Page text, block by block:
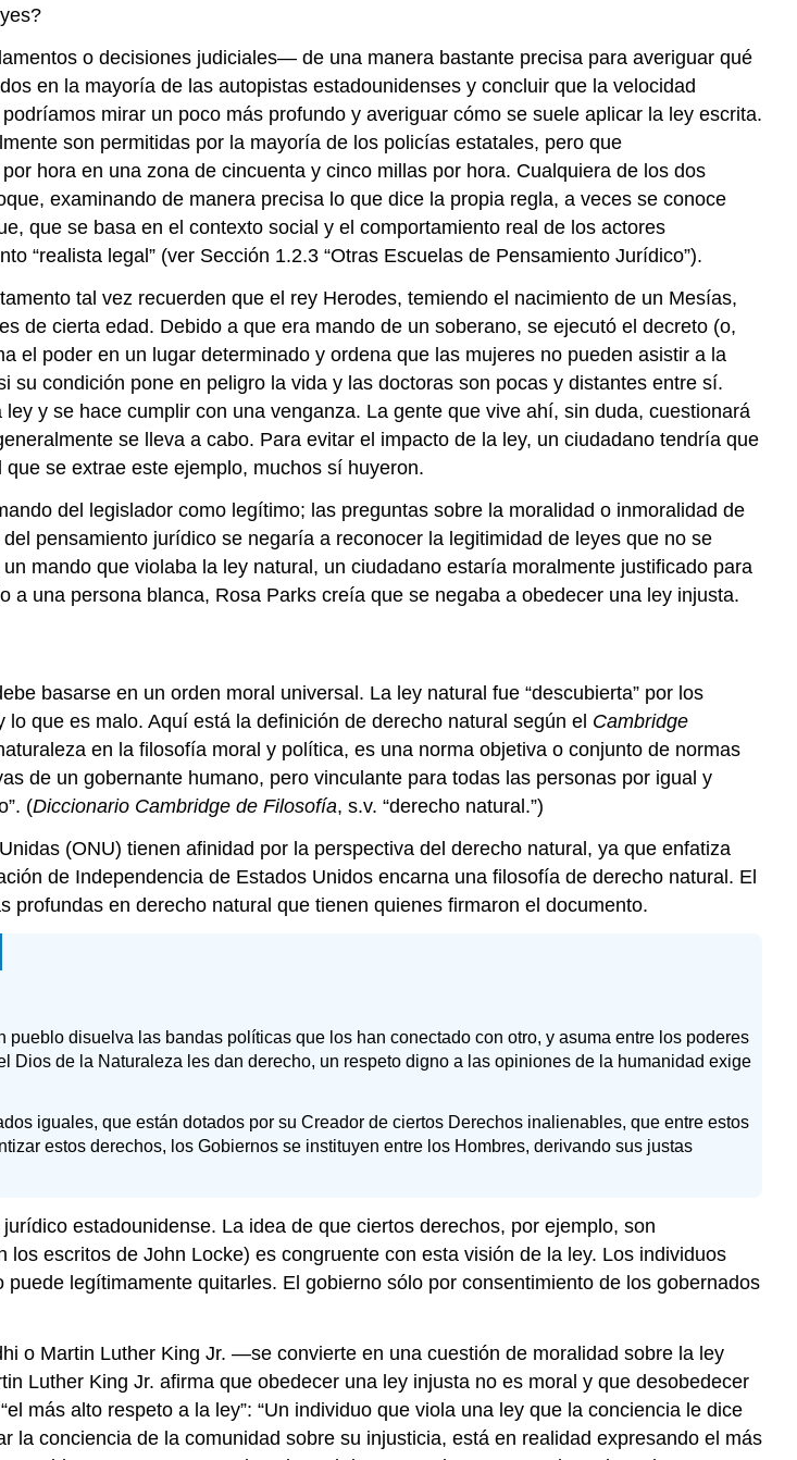
o decisiones judiciales— de una manera bastante precisa para averiguar qué
en la mayoría de las autopistas estadounidenses y concluir que la velocidad
mirar un poco más profundo y averiguar cómo se suele aplicar la ley escrita.
son permitidas por la mayoría de los policías estatales, pero que
hora en una zona de cincuenta y cinco millas por hora. Cualquiera de los dos
examinando de manera precisa lo que dice la propia regla, a veces se conoce
que se basa en el contexto social y el comportamiento real de los actores
“realista legal” (ver Sección 1.2.3 “Otras Escuelas de Pensamiento Jurídico”).
tal vez recuerden que el rey Herodes, temiendo el nacimiento de un Mesías,
de cierta edad. Debido a que era mando de un soberano, se ejecutó el decreto (o,
el poder en un lugar determinado y ordena que las mujeres no pueden asistir a la
condición pone en peligro la vida y las doctoras son pocas y distantes entre sí.
y se hace cumplir con una venganza. La gente que vive ahí, sin duda, cuestionará
se lleva a cabo. Para evitar el impacto de la ley, un ciudadano tendría que
se extrae este ejemplo, muchos sí huyeron.
del legislador como legítimo; las preguntas sobre la moralidad o inmoralidad de
pensamiento jurídico se negaría a reconocer la legitimidad de leyes que no se
mando que violaba la ley natural, un ciudadano estaría moralmente justificado para
una persona blanca, Rosa Parks creía que se negaba a obedecer una ley injusta.
basarse en un orden moral universal. La ley natural fue “descubierta” por los
que es malo. Aquí está la definición de derecho natural según el Cambridge
en la filosofía moral y política, es una norma objetiva o conjunto de normas
de un gobernante humano, pero vinculante para todas las personas por igual y
(Diccionario Cambridge de Filosofía, s.v. “derecho natural.”)
(ONU) tienen afinidad por la perspectiva del derecho natural, ya que enfatiza
de Independencia de Estados Unidos encarna una filosofía de derecho natural. El
en derecho natural que tienen quienes firmaron el documento.
disuelva las bandas políticas que los han conectado con otro, y asuma entre los poderes
de la Naturaleza les dan derecho, un respeto digno a las opiniones de la humanidad exige
iguales, que están dotados por su Creador de ciertos Derechos inalienables, que entre estos
estos derechos, los Gobiernos se instituyen entre los Hombres, derivando sus justas
estadounidense. La idea de que ciertos derechos, por ejemplo, son
escritos de John Locke) es congruente con esta visión de la ley. Los individuos
puede legítimamente quitarles. El gobierno sólo por consentimiento de los gobernados
o Martin Luther King Jr. —se convierte en una cuestión de moralidad sobre la ley
Luther King Jr. afirma que obedecer una ley injusta no es moral y que desobedecer
más alto respeto a la ley”: “Un individuo que viola una ley que la conciencia le dice
conciencia de la comunidad sobre su injusticia, está en realidad expresando el más